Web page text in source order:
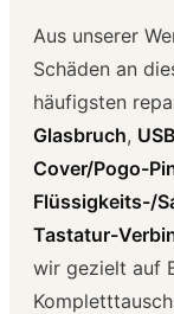
Aus unserer
Schäden an
häufigsten
Glasbruch,
Cover/Pogo-
Flüssigkeits-/
Tastatur-
wir gezielt auf